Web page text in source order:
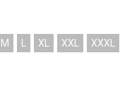
M XL XXL XXXL